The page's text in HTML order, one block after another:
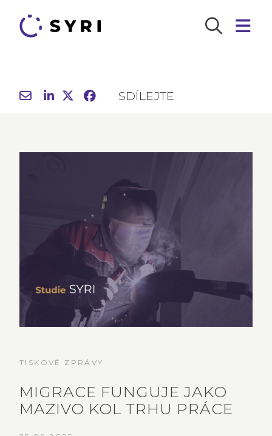
SDÍLEJTE
TISKOVÉ ZPRÁVY
MIGRACE FUNGUJE JAKO
MAZIVO KOL TRHU PRÁCE